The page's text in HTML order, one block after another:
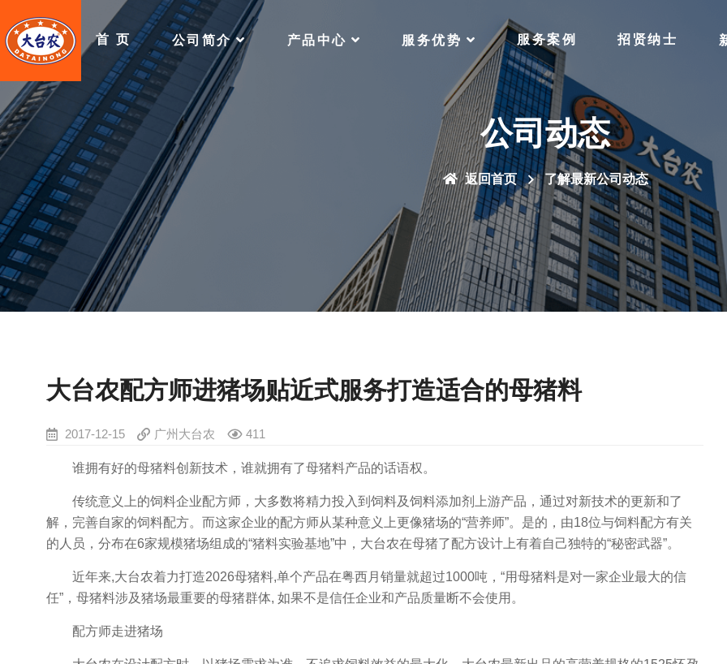
首 页 公司简介 产品中心 服务优势 服务案例 招贤纳士
公司动态
返回首页 了解最新公司动态
大台农配方师进猪场贴近式服务打造适合的母猪料
2017-12-15 广州大台农 411
谁拥有好的母猪料创新技术，谁就拥有了母猪料产品的话语权。
传统意义上的饲料企业配方师，大多数将精力投入到饲料及饲料添加剂上游产品，通过对新技术的更新和了
解，完善自家的饲料配方。而这家企业的配方师从某种意义上更像猪场的“营养师”。是的，由18位与饲料配方有关
的人员，分布在6家规模猪场组成的“猪料实验基地”中，大台农在母猪了配方设计上有着自己独特的“秘密武器”。
近年来,大台农着力打造2026母猪料,单个产品在粤西月销量就超过1000吨，“用母猪料是对一家企业最大的信
任”，母猪料涉及猪场最重要的母猪群体, 如果不是信任企业和产品质量断不会使用。
配方师走进猪场